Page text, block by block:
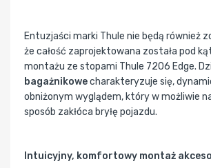
Entuzjaści marki Thule nie będą również
że całość zaprojektowana została pod
montażu ze stopami Thule 7206 Edge.
bagażnikowecharakteryzuje się,
obniżonym wyglądem, który w możliwie
sposób zakłóca bryłę pojazdu.
Intuicyjny, komfortowy montaż